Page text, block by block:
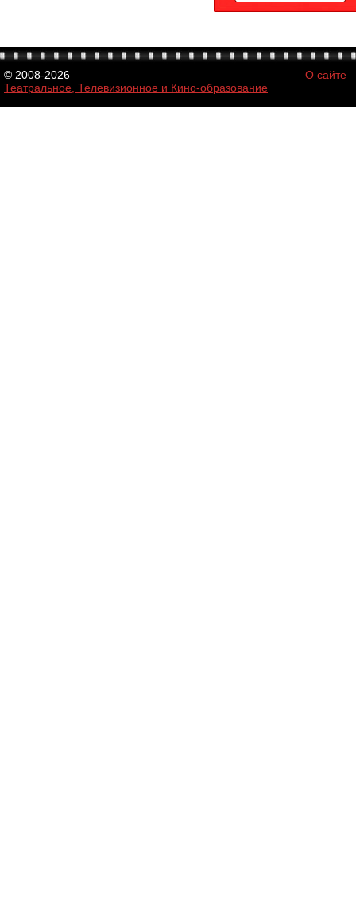
© 2008-2026
Театральное, Телевизионное и Кино-образование
О сайте